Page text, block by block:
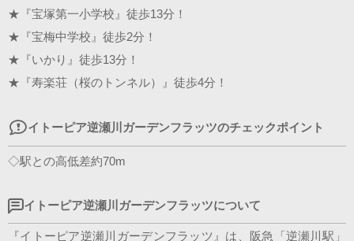
★『宝塚第一小学校』徒歩13分！
★『宝梅中学校』徒歩2分！
★『いかり』徒歩13分！
★『寿楽荘（桜のトンネル）』徒歩4分！
イトーピア逆瀬川ガーデンフラッツのチェックポイント
◇駅との高低差約70m
イトーピア逆瀬川ガーデンフラッツについて
『イトーピア逆瀬川ガーデンフラッツ』は、阪急「逆瀬川駅」